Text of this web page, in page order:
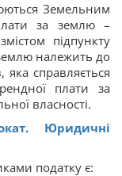
Земельним
за землю –
підпункту
належить до
яка справляється
плати за
власності.
Юридичні
податку є: